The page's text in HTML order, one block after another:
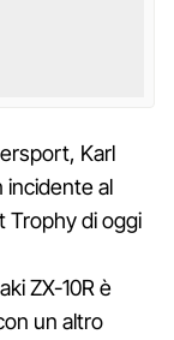
Karl
incidente al
Trophy di oggi
ZX-10R è
un altro